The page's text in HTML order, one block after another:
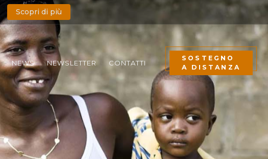
Scopri di più
SOSTEGNO
A DISTANZA
NEWS NEWSLETTER CONTATTI